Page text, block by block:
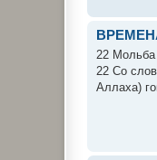
22 Мольба
22 Со
Аллаха)